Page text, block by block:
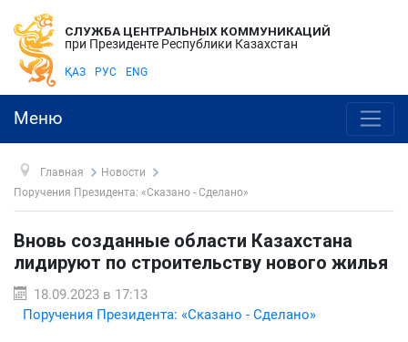
СЛУЖБА ЦЕНТРАЛЬНЫХ КОММУНИКАЦИЙ
при Президенте Республики Казахстан
ҚАЗ РУС ENG
Меню
Главная
Новости
Поручения Президента: «Сказано - Сделано»
Вновь созданные области Казахстана
лидируют по строительству нового жилья
18.09.2023 в 17:13
Поручения Президента: «Сказано - Сделано»